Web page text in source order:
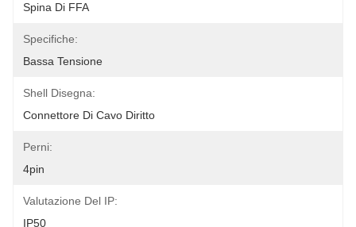
Spina Di FFA
Specifiche:
Bassa Tensione
Shell Disegna:
Connettore Di Cavo Diritto
Perni:
4pin
Valutazione Del IP:
IP50